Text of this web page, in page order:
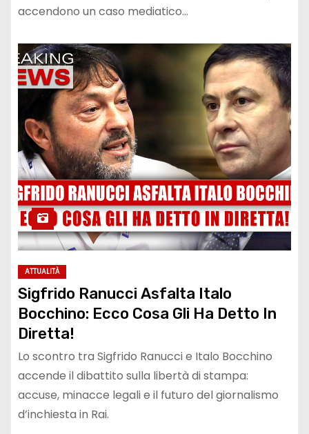
accendono un caso mediatico…
ATTUALITÀ
Sigfrido Ranucci Asfalta Italo
Bocchino: Ecco Cosa Gli Ha Detto In
Diretta!
Lo scontro tra Sigfrido Ranucci e Italo Bocchino
accende il dibattito sulla libertà di stampa:
accuse, minacce legali e il futuro del giornalismo
d’inchiesta in Rai.